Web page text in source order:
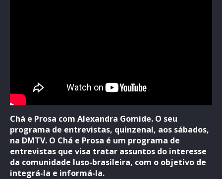
Chá e Prosa com Alexandra Gomide. O seu
programa de entrevistas, quinzenal, aos sábados,
na DMTV. O Chá e Prosa é um programa de
entrevistas que visa tratar assuntos do interesse
da comunidade luso-brasileira, com o objetivo de
integrá-la e informá-la.